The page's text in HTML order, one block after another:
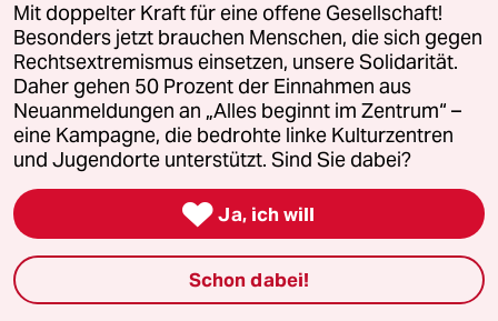
Podcast
bundestalk
fernverbindung
Mauerecho
Mit doppelter Kraft für eine offene Gesellschaft!
Besonders jetzt brauchen Menschen, die sich gegen
Rechtsextremismus einsetzen, unsere Solidarität.
Daher gehen 50 Prozent der Einnahmen aus
Neuanmeldungen an „Alles beginnt im Zentrum“ –
eine Kampagne, die bedrohte linke Kulturzentren
und Jugendorte unterstützt. Sind Sie dabei?
 Ja, ich will
Schon dabei!